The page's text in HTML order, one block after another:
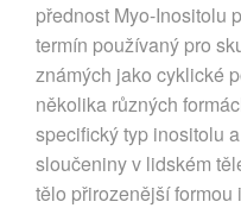
přednost Myo-Inositolu
termín používaný pro
známých jako cyklické
několika různých
specifický typ inositolu
sloučeniny v lidském
tělo přirozenější